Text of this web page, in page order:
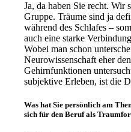
Ja, da haben Sie recht. Wir
Gruppe. Träume sind ja
während des Schlafes –
auch eine starke
Wobei man schon
Neurowissenschaft eher
Gehirnfunktionen
subjektive Erleben, ist die
Was hat Sie persönlich am
sich für den Beruf als